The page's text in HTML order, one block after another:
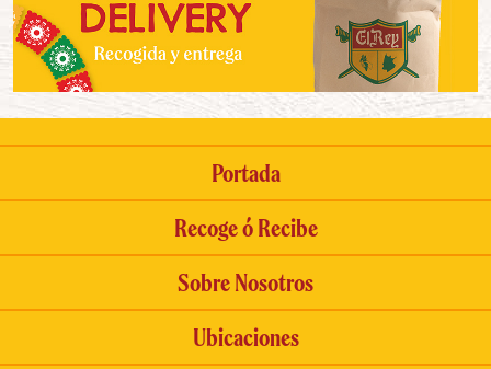
Portada
Recoge ó Recibe
Sobre Nosotros
Ubicaciones